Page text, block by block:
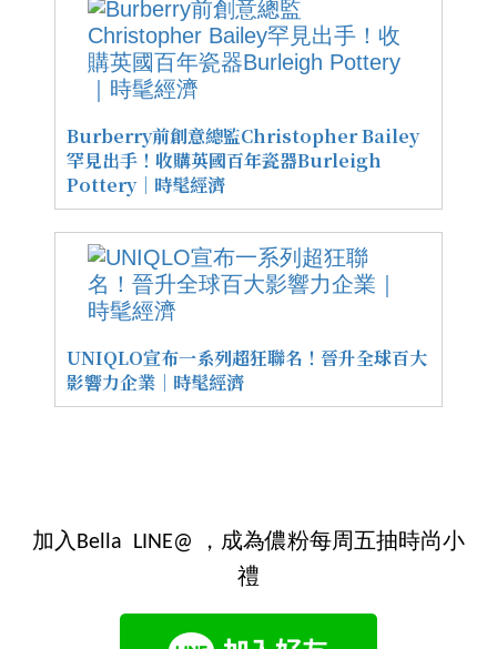
Burberry前創意總監Christopher Bailey
罕見出手！收購英國百年瓷器Burleigh
Pottery｜時髦經濟
UNIQLO宣布一系列超狂聯名！晉升全球百大
影響力企業｜時髦經濟
加入Bella LINE@ ，成為儂粉每周五抽時尚小
禮